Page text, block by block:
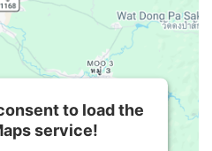
to load the
service!